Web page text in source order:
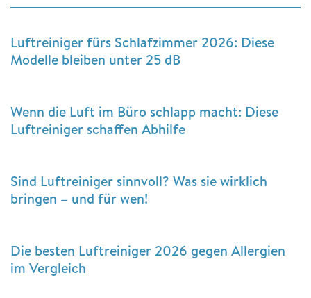
Luftreiniger fürs Schlafzimmer 2026: Diese
Modelle bleiben unter 25 dB
Wenn die Luft im Büro schlapp macht: Diese
Luftreiniger schaffen Abhilfe
Sind Luftreiniger sinnvoll? Was sie wirklich
bringen – und für wen!
Die besten Luftreiniger 2026 gegen Allergien
im Vergleich